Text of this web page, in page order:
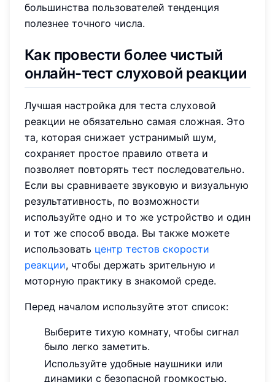
большинства пользователей тенденция
полезнее точного числа.
Как провести более чистый
онлайн-тест слуховой реакции
Лучшая настройка для теста слуховой
реакции не обязательно самая сложная. Это
та, которая снижает устранимый шум,
сохраняет простое правило ответа и
позволяет повторять тест последовательно.
Если вы сравниваете звуковую и визуальную
результативность, по возможности
используйте одно и то же устройство и один
и тот же способ ввода. Вы также можете
использовать центр тестов скорости
реакции, чтобы держать зрительную и
моторную практику в знакомой среде.
Перед началом используйте этот список:
Выберите тихую комнату, чтобы сигнал
было легко заметить.
Используйте удобные наушники или
динамики с безопасной громкостью.